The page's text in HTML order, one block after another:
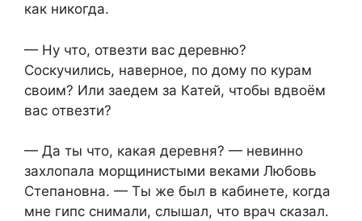
как никогда.
— Ну что, отвезти вас деревню?
Соскучились, наверное, по дому по курам
своим? Или заедем за Катей, чтобы вдвоём
вас отвезти?
— Да ты что, какая деревня? — невинно
захлопала морщинистыми веками Любовь
Степановна. — Ты же был в кабинете, когда
мне гипс снимали, слышал, что врач сказал.